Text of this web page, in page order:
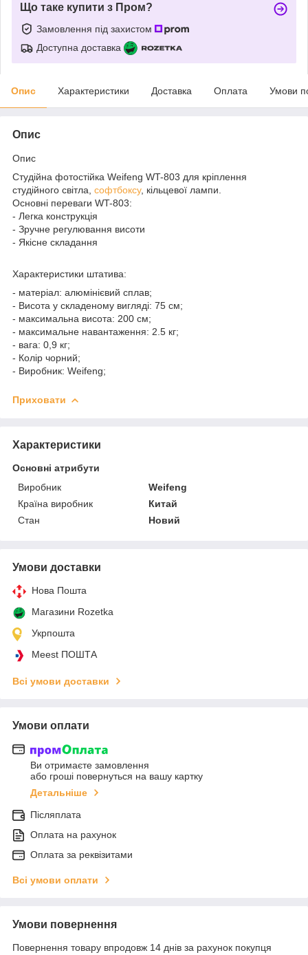
Що таке купити з Пром?
Замовлення під захистом
Доступна доставка
Опис Характеристики Доставка Оплата Умови
Опис
Опис
Студійна фотостійка Weifeng WT-803 для кріплення
студійного світла, софтбоксу, кільцевої лампи.
Основні переваги WT-803:
- Легка конструкція
- Зручне регулювання висоти
- Якісне складання
Характеристики штатива:
- матеріал: алюмінієвий сплав;
- Висота у складеному вигляді: 75 см;
- максимальна висота: 200 см;
- максимальне навантаження: 2.5 кг;
- вага: 0,9 кг;
- Колір чорний;
- Виробник: Weifeng;
Приховати
Характеристики
Основні атрибути
Виробник
Weifeng
Країна виробник
Китай
Стан
Новий
Умови доставки
Нова Пошта
Магазини Rozetka
Укрпошта
Meest ПОШТА
Всі умови доставки
Умови оплати
Ви отримаєте замовлення
або гроші повернуться на вашу картку
Детальніше
Післяплата
Оплата на рахунок
Оплата за реквізитами
Всі умови оплати
Умови повернення
Повернення товару впродовж 14 днів за рахунок покупця